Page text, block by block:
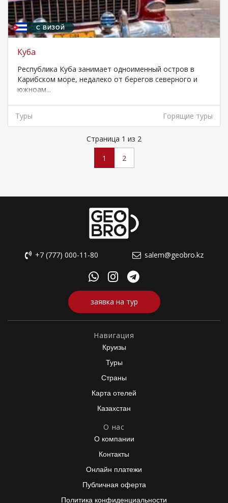
С ВИЗОЙ
Куба
Республика Куба занимает одноименный остров в
Карибском море, недалеко от берегов северного и
южноам...
Туры Горящие туры
Страница 1 из 2
1
2
+7 (777) 000-11-80 salem@geobro.kz
заявка на тур
Навигация
Круизы
Туры
Страны
Карта отелей
Казахстан
О нас
О компании
Контакты
Онлайн платежи
Публичная оферта
Политика конфиденциальности